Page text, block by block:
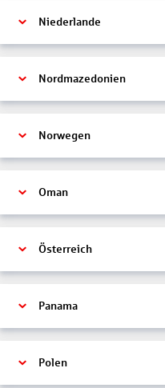
Niederlande
Nordmazedonien
Norwegen
Oman
Österreich
Panama
Polen